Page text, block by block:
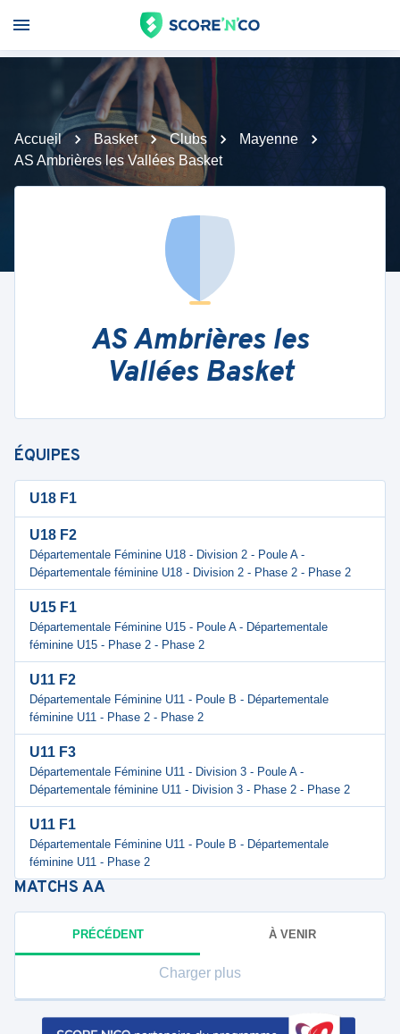
Accueil Basket Clubs
Mayenne
AS Ambrières les Vallées Basket
AS Ambrières les
Vallées Basket
ÉQUIPES
U18 F1
U18 F2
Départementale Féminine U18 - Division 2 - Poule A -
Départementale féminine U18 - Division 2 - Phase 2 - Phase 2
U15 F1
Départementale Féminine U15 - Poule A - Départementale
féminine U15 - Phase 2 - Phase 2
U11 F2
Départementale Féminine U11 - Poule B - Départementale
féminine U11 - Phase 2 - Phase 2
U11 F3
Départementale Féminine U11 - Division 3 - Poule A -
Départementale féminine U11 - Division 3 - Phase 2 - Phase 2
U11 F1
Départementale Féminine U11 - Poule B - Départementale
féminine U11 - Phase 2
MATCHS AA
PRÉCÉDENT À VENIR
Charger plus